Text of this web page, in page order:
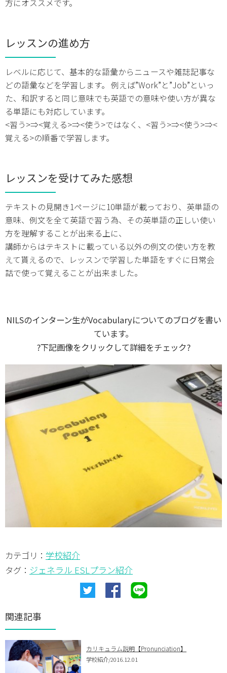
方にオススメです。
レッスンの進め方
レベルに応じて、基本的な語彙からニュースや雑誌記事な
どの語彙などを学習します。 例えば”Work”と”Job”といっ
た、和訳すると同じ意味でも英語での意味や使い方が異な
る単語にも対応しています。
<習う>⇒<覚える>⇒<使う>ではなく、<習う>⇒<使う>⇒<
覚える>の順番で学習します。
レッスンを受けてみた感想
テキストの見開き1ページに10単語が載っており、英単語の
意味、例文を全て英語で習う為、その英単語の正しい使い
方を理解することが出来る上に、
講師からはテキストに載っている以外の例文の使い方を教
えて貰えるので、レッスンで学習した単語をすぐに日常会
話で使って覚えることが出来ました。
NILSのインターン生がVocabularyについてのブログを書い
ています。
?下記画像をクリックして詳細をチェック?
カテゴリ： 学校紹介
タグ： ジェネラル ESLプラン紹介
関連記事
カリキュラム説明【Pronunciation】
学校紹介/2016.12.01